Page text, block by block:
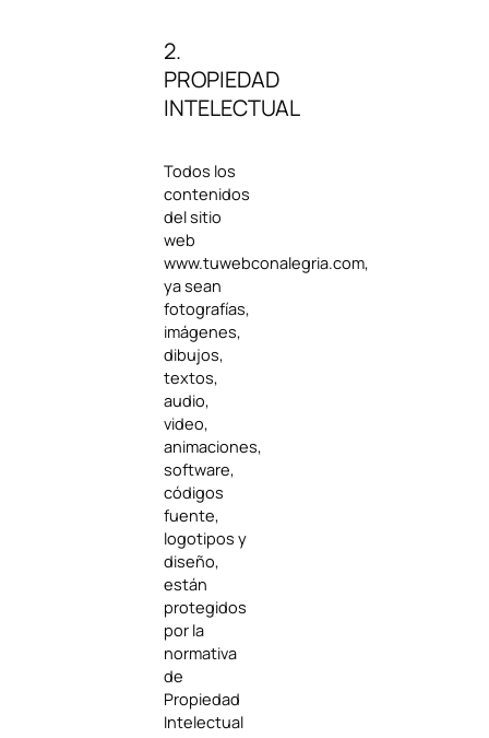
2.
PROPIEDAD
INTELECTUAL
Todos los
contenidos
del sitio
web
www.tuwebconalegria.com,
ya sean
fotografías,
imágenes,
dibujos,
textos,
audio,
video,
animaciones,
software,
códigos
fuente,
logotipos y
diseño,
están
protegidos
por la
normativa
de
Propiedad
Intelectual